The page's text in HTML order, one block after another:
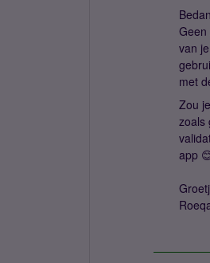
Geen
van
met
Zou
zoals
app